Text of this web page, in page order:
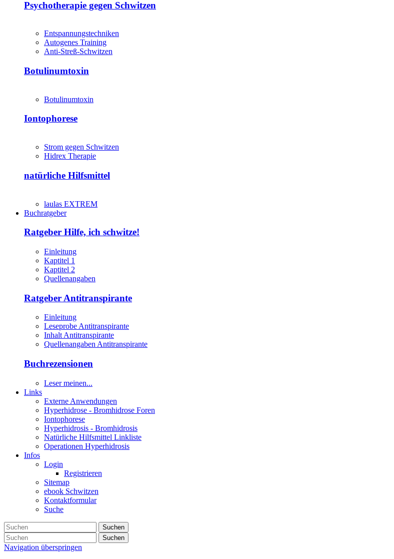
Psychotherapie gegen Schwitzen
Entspannungstechniken
Autogenes Training
Anti-Streß-Schwitzen
Botulinumtoxin
Botulinumtoxin
Iontophorese
Strom gegen Schwitzen
Hidrex Therapie
natürliche Hilfsmittel
laulas EXTREM
Buchratgeber
Ratgeber Hilfe, ich schwitze!
Einleitung
Kaptitel 1
Kaptitel 2
Quellenangaben
Ratgeber Antitranspirante
Einleitung
Leseprobe Antitranspirante
Inhalt Antitranspirante
Quellenangaben Antitranspirante
Buchrezensionen
Leser meinen...
Links
Externe Anwendungen
Hyperhidrose - Bromhidrose Foren
Iontophorese
Hyperhidrosis - Bromhidrosis
Natürliche Hilfsmittel Linkliste
Operationen Hyperhidrosis
Infos
Login
Registrieren
Sitemap
ebook Schwitzen
Kontaktformular
Suche
Suchen
Suchen
Navigation überspringen